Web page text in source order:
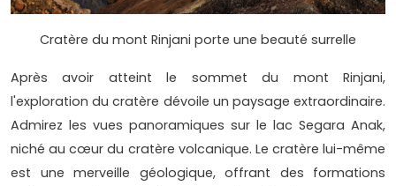
Cratère du mont Rinjani porte une beauté surrelle
Après avoir atteint le sommet du mont Rinjani,
l'exploration du cratère dévoile un paysage extraordinaire.
Admirez les vues panoramiques sur le lac Segara Anak,
niché au cœur du cratère volcanique. Le cratère lui-même
est une merveille géologique, offrant des formations